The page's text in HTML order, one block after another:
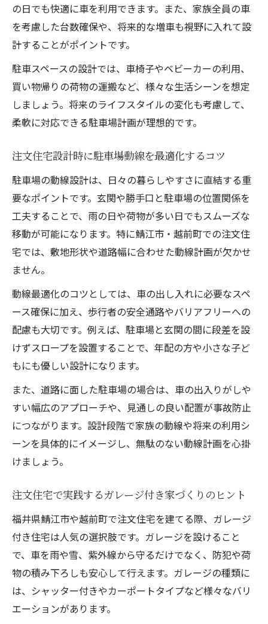
の日でも快適に車を利用できます。また、家族全員の車
を考慮した台数確保や、将来的な増車も視野に入れて設
計することがポイントです。
駐車スペースの設計では、車椅子やベビーカーの利用、
買い物帰りの荷物の運搬など、様々な生活シーンを想定
しましょう。将来のライフスタイルの変化も考慮して、
柔軟に対応できる駐車場計画が理想的です。
注文住宅設計時に駐車場動線を最適化するコツ
駐車場の動線設計は、日々の暮らしやすさに直結する重
要なポイントです。玄関や勝手口と駐車場の位置関係を
工夫することで、雨の日や荷物が多い日でもスムーズな
移動が可能になります。特に鯖江市・越前町での注文住
宅では、敷地形状や道路幅に合わせた動線計画が欠かせ
ません。
動線最適化のコツとしては、車の出し入れに必要なスペ
ース確保に加え、歩行者の安全通路やバリアフリーへの
配慮も大切です。例えば、駐車場と玄関の間に段差を設
けずスロープを設置することで、年配の方や小さな子ど
もにも優しい設計になります。
また、道路に面した駐車場の場合は、車の出入りがしや
すい幅広のアプローチや、見通しの良い配置が事故防止
につながります。設計段階で家族の動線や将来の利用シ
ーンを具体的にイメージし、無駄のない動線計画を心掛
けましょう。
注文住宅で実践するガレージ付き家づくりのヒント
福井県鯖江市や越前町で注文住宅を建てる際、ガレージ
付き住宅は人気の選択肢です。ガレージを設けること
で、車を雨や雪、紫外線から守るだけでなく、防犯や荷
物の積み下ろしも安心して行えます。ガレージの種類に
は、シャッター付きやカーポートタイプなど様々なバリ
エーションがあります。